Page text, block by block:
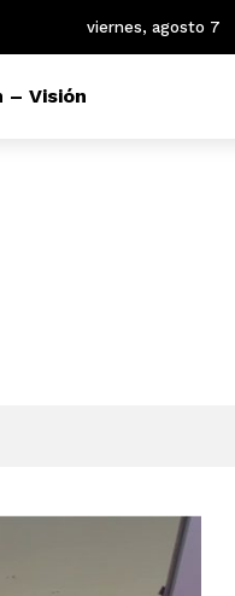
viernes, agosto 7
– Visión